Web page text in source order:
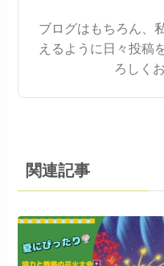
ブログはもちろん、
えるように日々投稿
ろしく
関連記事